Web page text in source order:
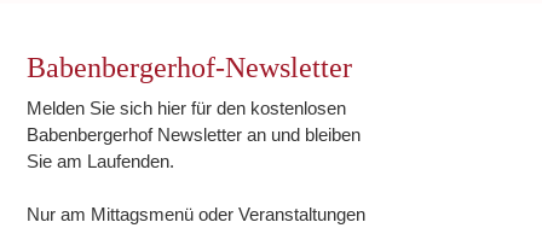
Babenbergerhof-Newsletter
Melden Sie sich hier für den kostenlosen
Babenbergerhof Newsletter an und bleiben
Sie am Laufenden.
Nur am Mittagsmenü oder Veranstaltungen